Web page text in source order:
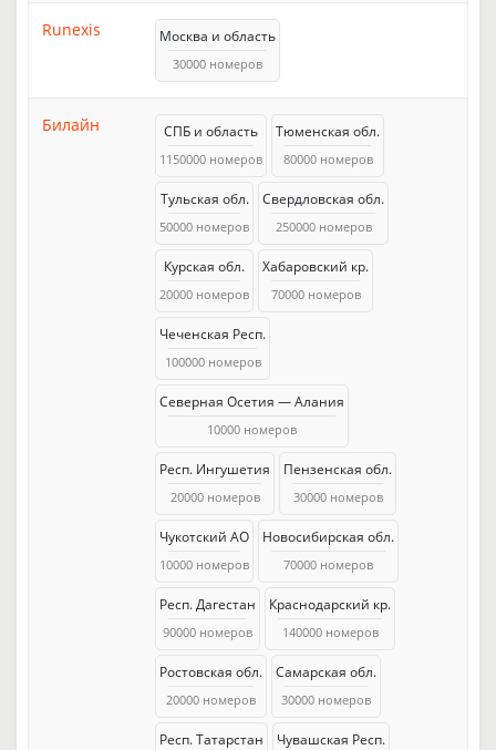
Runexis Москва и область
30000 номеров
Билайн СПБ и область
1150000 номеров
Тюменская обл.
80000 номеров
Тульская обл.
50000 номеров
Свердловская обл.
250000 номеров
Курская обл.
20000 номеров
Хабаровский кр.
70000 номеров
Чеченская Респ.
100000 номеров
Северная Осетия — Алания
10000 номеров
Респ. Ингушетия
20000 номеров
Пензенская обл.
30000 номеров
Чукотский АО
10000 номеров
Новосибирская обл.
70000 номеров
Респ. Дагестан
90000 номеров
Краснодарский кр.
140000 номеров
Ростовская обл.
20000 номеров
Самарская обл.
30000 номеров
Респ. Татарстан Чувашская Респ.